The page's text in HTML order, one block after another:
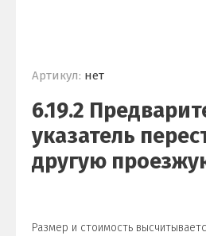
Артикул: нет
6.19.2
указатель
другую
Размер и стоимость